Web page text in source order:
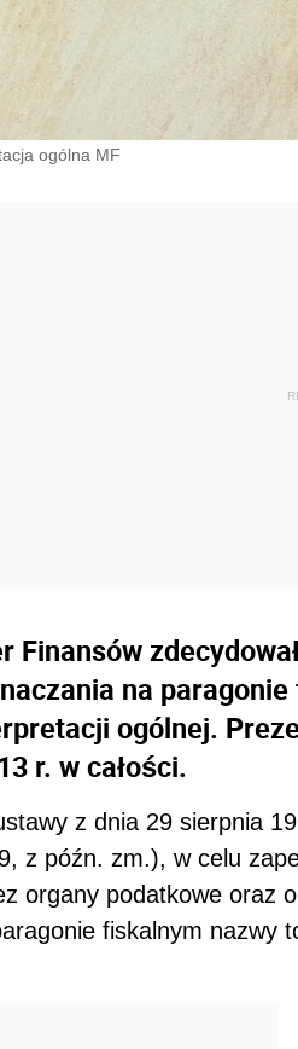
ogólna MF
na
ogólnej.
r. w całości.
z dnia 29 sierpnia
z późn. zm.), w celu
organy podatkowe oraz
fiskalnym nazwy